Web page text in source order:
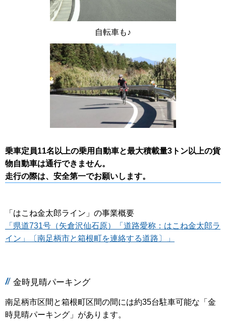
自転車も♪
乗車定員11名以上の乗用自動車と最大積載量3トン以上の貨
物自動車は通行できません。
走行の際は、安全第一でお願いします。
「はこね金太郎ライン」の事業概要
「県道731号（矢倉沢仙石原）「道路愛称：はこね金太郎ラ
イン」〔南足柄市と箱根町を連絡する道路〕」
金時見晴パーキング
南足柄市区間と箱根町区間の間には約35台駐車可能な「金
時見晴パーキング」があります。